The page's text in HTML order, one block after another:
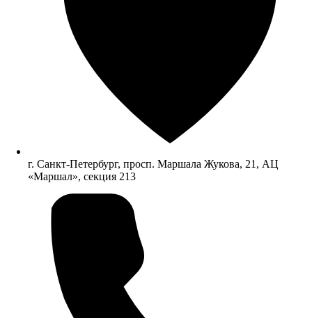
г. Санкт-Петербург, просп. Маршала Жукова, 21, АЦ
«Маршал», секция 213